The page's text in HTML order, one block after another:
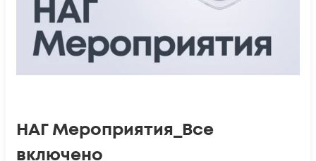
НАГ Мероприятия_Все
включено